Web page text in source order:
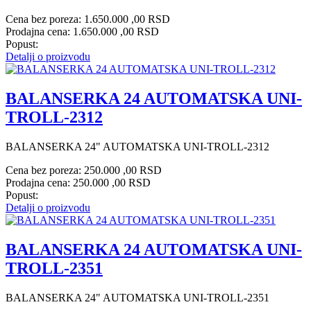
Cena bez poreza: 1.650.000 ,00 RSD
Prodajna cena: 1.650.000 ,00 RSD
Popust:
Detalji o proizvodu
BALANSERKA 24 AUTOMATSKA UNI-
TROLL-2312
BALANSERKA 24" AUTOMATSKA UNI-TROLL-2312
Cena bez poreza: 250.000 ,00 RSD
Prodajna cena: 250.000 ,00 RSD
Popust:
Detalji o proizvodu
BALANSERKA 24 AUTOMATSKA UNI-
TROLL-2351
BALANSERKA 24" AUTOMATSKA UNI-TROLL-2351